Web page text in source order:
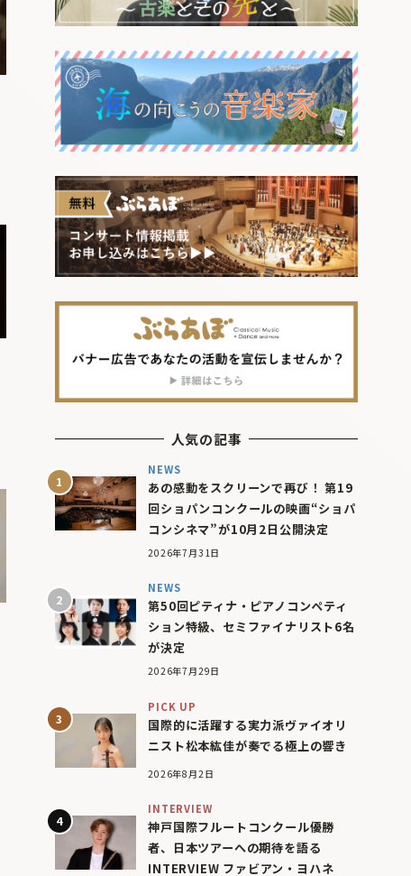
人気の記事
NEWS
あの感動をスクリーンで再び！ 第19
回ショパンコンクールの映画“ショパ
コンシネマ”が10月2日公開決定
2026年7月31日
NEWS
第50回ピティナ・ピアノコンペティ
ション特級、セミファイナリスト6名
が決定
2026年7月29日
PICK UP
国際的に活躍する実力派ヴァイオリ
ニスト松本紘佳が奏でる極上の響き
2026年8月2日
INTERVIEW
神戸国際フルートコンクール優勝
者、日本ツアーへの期待を語る
INTERVIEW ファビアン・ヨハネ